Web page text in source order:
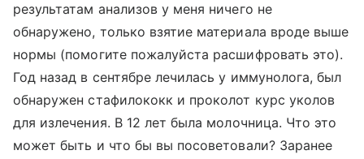
результатам анализов у меня ничего не
обнаружено, только взятие материала вроде выше
нормы (помогите пожалуйста расшифровать это).
Год назад в сентябре лечилась у иммунолога, был
обнаружен стафилококк и проколот курс уколов
для излечения. В 12 лет была молочница. Что это
может быть и что бы вы посоветовали? Заранее